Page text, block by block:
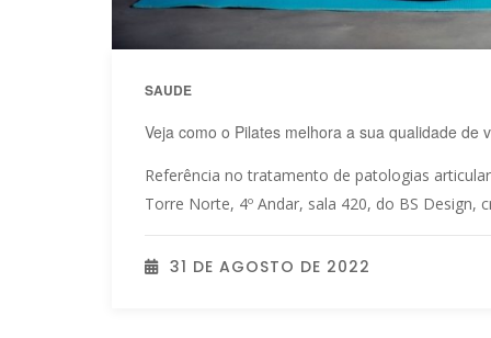
SAUDE
Veja como o Pilates melhora a sua qualidade de
Referência no tratamento de patologias
Torre Norte, 4º Andar, sala 420, do BS
31 DE AGOSTO DE 2022